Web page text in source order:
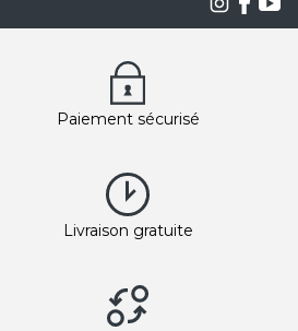
Paiement sécurisé
Livraison gratuite